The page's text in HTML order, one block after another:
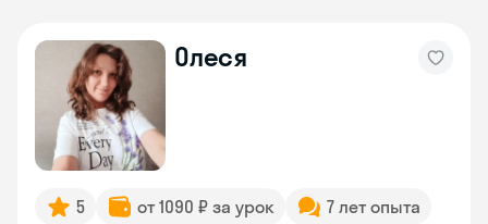
Олеся
5 от 1090 ₽ за урок
7 лет опыта